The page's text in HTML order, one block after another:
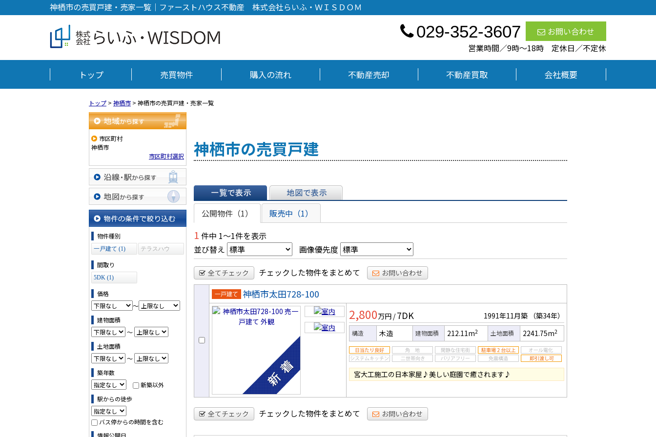
神栖市の売買戸建・売家一覧｜ファーストハウス不動産 株式会社らいふ・ＷＩＳＤＯＭ
029-352-3607
お問い合わせ
営業時間／9時〜18時 定休日／不定休
トップ 売買物件 購入の流れ 不動産売却 不動産買取 会社概要
トップ > 神栖市 > 神栖市の売買戸建・売家一覧
地域から探す
市区町村
神栖市
市区町村選択
沿線・駅から探す
地図から探す
物件の条件で絞り込む
物件種別
一戸建て (1)
テラスハウ
間取り
5DK (1)
価格
～
建物面積
～
土地面積
～
築年数
新築以外
駅からの徒歩
バス停からの時間を含む
情報公開日
神栖市の売買戸建
一覧で表示 地図で表示
公開物件（1） 販売中（1）
1 件中 1～1件を表示
並び替え
画像優先度
全てチェック チェックした物件をまとめて お問い合わせ
売一戸建
て
神栖市太田728-100
2,800万円 / 7DK 1991年11月築 （築34年）
構造 木造 建物面積 212.11m2 土地面積 2241.75m2
宮大工施工の日本家屋♪美しい庭園で癒されます♪
全てチェック チェックした物件をまとめて お問い合わせ